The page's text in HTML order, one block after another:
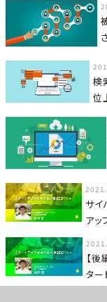
検
位
サイ
ア
【後
ター